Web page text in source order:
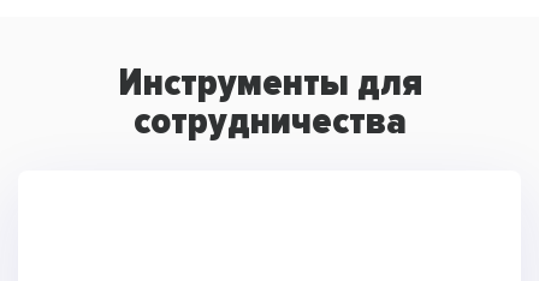
Инструменты для
сотрудничества